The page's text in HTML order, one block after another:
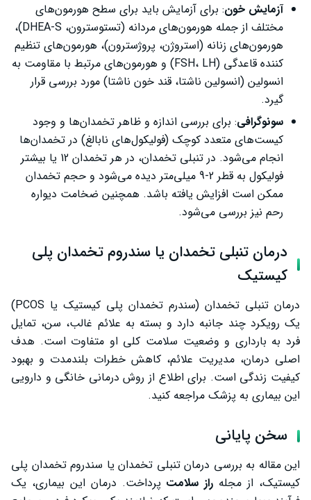
آزمایش خون: برای آزمایش باید برای سطح هورمون‌های
مختلف از جمله هورمون‌های مردانه (تستوسترون، DHEA-S)،
هورمون‌های زنانه (استروژن، پروژسترون)، هورمون‌های تنظیم
کننده قاعدگی (FSH، LH) و هورمون‌های مرتبط با مقاومت به
انسولین (انسولین ناشتا، قند خون ناشتا) مورد بررسی قرار
گیرد.
سونوگرافی: برای بررسی اندازه و ظاهر تخمدان‌ها و وجود
کیست‌های متعدد کوچک (فولیکول‌های نابالغ) در تخمدان‌ها
انجام می‌شود. در تنبلی تخمدان، در هر تخمدان 12 یا بیشتر
فولیکول به قطر 2-9 میلی‌متر دیده می‌شود و حجم تخمدان
ممکن است افزایش یافته باشد. همچنین ضخامت دیواره
رحم نیز بررسی می‌شود.
درمان تنبلی تخمدان یا سندروم تخمدان پلی
کیستیک
درمان تنبلی تخمدان (سندرم تخمدان پلی کیستیک یا PCOS)
یک رویکرد چند جانبه دارد و بسته به علائم غالب، سن، تمایل
فرد به بارداری و وضعیت سلامت کلی او متفاوت است. هدف
اصلی درمان، مدیریت علائم، کاهش خطرات بلندمدت و بهبود
کیفیت زندگی است. برای اطلاع از روش درمانی خانگی و دارویی
این بیماری به پزشک مراجعه کنید.
سخن پایانی
این مقاله به بررسی درمان تنبلی تخمدان یا سندروم تخمدان پلی
کیستیک، از مجله راز سلامت پرداخت. درمان این بیماری، یک